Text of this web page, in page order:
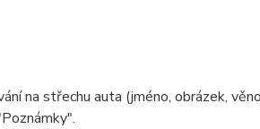
na střechu auta (jméno, obrázek,